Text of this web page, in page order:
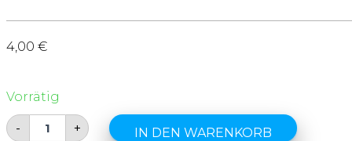
4,00 €
Vorrätig
- + IN DEN WARENKORB